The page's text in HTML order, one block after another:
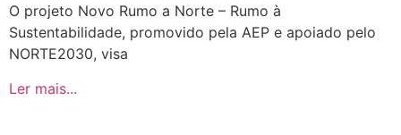
O projeto Novo Rumo a Norte – Rumo à
Sustentabilidade, promovido pela AEP e apoiado pelo
NORTE2030, visa
Ler mais...